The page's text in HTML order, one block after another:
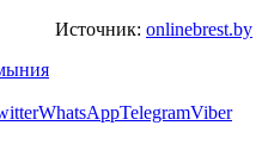
Источник: onlinebrest.by
WhatsAppTelegramViber